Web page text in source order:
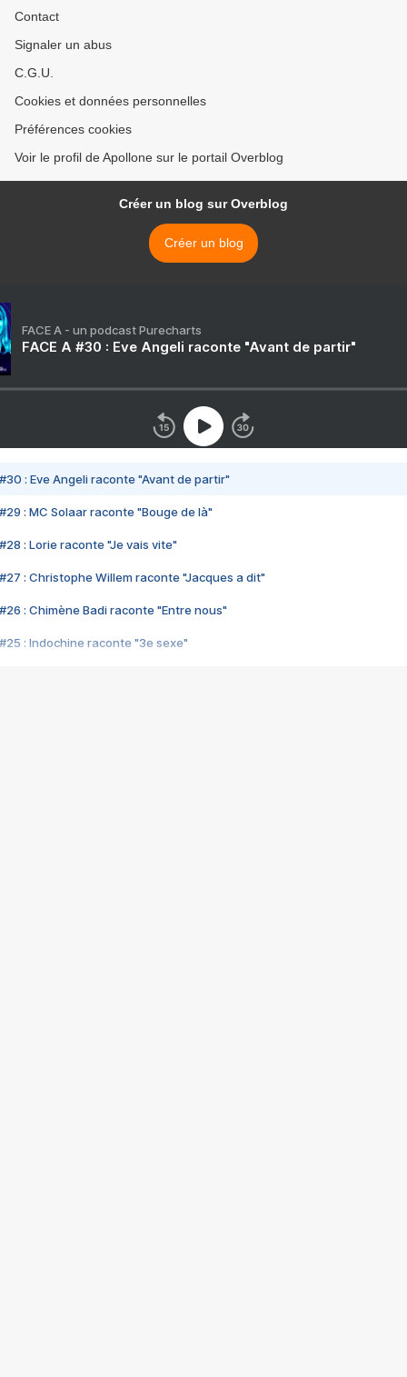
Contact
Signaler un abus
C.G.U.
Cookies et données personnelles
Préférences cookies
Voir le profil de Apollone sur le portail Overblog
Créer un blog sur Overblog
Créer un blog
FACE A - un podcast Purecharts
FACE A #30 : Eve Angeli raconte "Avant de partir"
#30 : Eve Angeli raconte "Avant de partir"
#29 : MC Solaar raconte "Bouge de là"
#28 : Lorie raconte "Je vais vite"
#27 : Christophe Willem raconte "Jacques a dit"
#26 : Chimène Badi raconte "Entre nous"
#25 : Indochine raconte "3e sexe"